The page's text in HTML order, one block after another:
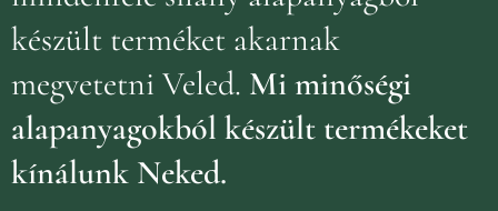
készült terméket akarnak
megvetetni Veled. Mi minőségi
alapanyagokból készült termékeket
kínálunk Neked.